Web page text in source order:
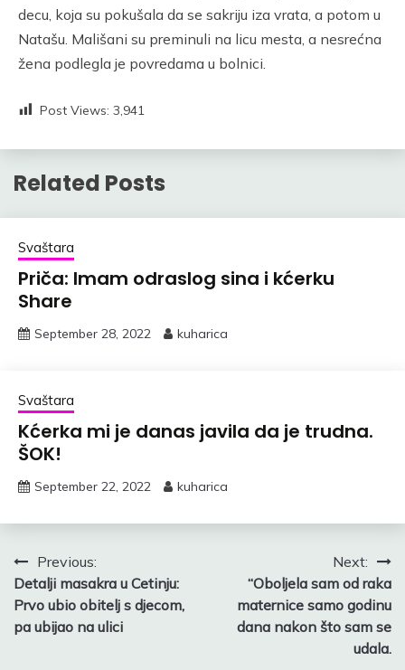
decu, koja su pokušala da se sakriju iza vrata, a potom u
Natašu. Mališani su preminuli na licu mesta, a nesrećna
žena podlegla je povredama u bolnici.
Post Views: 3,941
Related Posts
Svaštara
Priča: Imam odraslog sina i kćerku
Share
September 28, 2022 kuharica
Svaštara
Kćerka mi je danas javila da je trudna.
ŠOK!
September 22, 2022 kuharica
Post
navigation
Previous:
Detalji masakra u Cetinju:
Prvo ubio obitelj s djecom,
pa ubijao na ulici
Next:
“Oboljela sam od raka
maternice samo godinu
dana nakon što sam se
udala.